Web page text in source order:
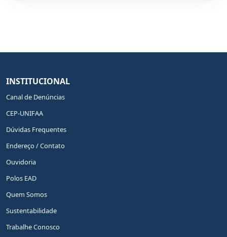
INSTITUCIONAL
Canal de Denúncias
CEP-UNIFAA
Dúvidas Frequentes
Endereço / Contato
Ouvidoria
Polos EAD
Quem Somos
Sustentabilidade
Trabalhe Conosco